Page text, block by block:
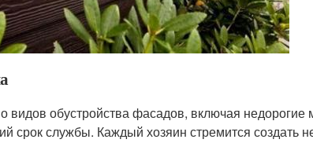
видов обустройства фасадов, включая недорогие
срок службы. Каждый хозяин стремится создать